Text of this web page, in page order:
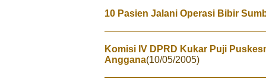
10 Pasien Jalani Operasi Bibir
Komisi IV DPRD Kukar Puji
Anggana(10/05/2005)